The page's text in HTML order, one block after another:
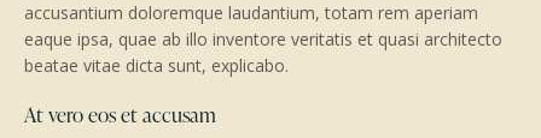
accusantium doloremque laudantium, totam rem aperiam
eaque ipsa, quae ab illo inventore veritatis et quasi architecto
beatae vitae dicta sunt, explicabo.
At vero eos et accusam